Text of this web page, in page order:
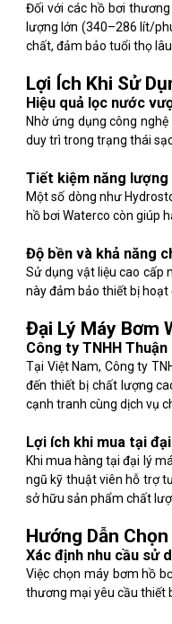
Đối với các hồ bơi
lượng lớn (340–286 lít/
chất, đảm bảo tuổi thọ
Lợi Ích Khi Sử
Hiệu quả lọc nước
Nhờ ứng dụng công
duy trì trong trạng thái
Tiết kiệm năng lượng
Một số dòng như
hồ bơi Waterco còn giúp
Độ bền và khả năng
Sử dụng vật liệu cao cấp
này đảm bảo thiết bị hoạt
Đại Lý Máy Bơm
Công ty TNHH
Tại Việt Nam, Công ty
đến thiết bị chất lượng
cạnh tranh cùng dịch vụ
Lợi ích khi mua tại
Khi mua hàng tại đại lý
ngũ kỹ thuật viên hỗ trợ
sở hữu sản phẩm chất
Hướng Dẫn
Xác định nhu cầu sử
Việc chọn máy bơm hồ
thương mại yêu cầu thiết